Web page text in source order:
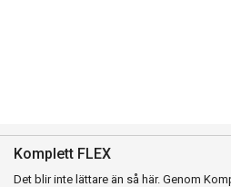
Komplett FLEX
Det blir inte lättare än så här. Genom